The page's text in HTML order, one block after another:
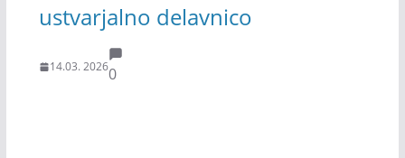
ustvarjalno delavnico
14.03. 20260